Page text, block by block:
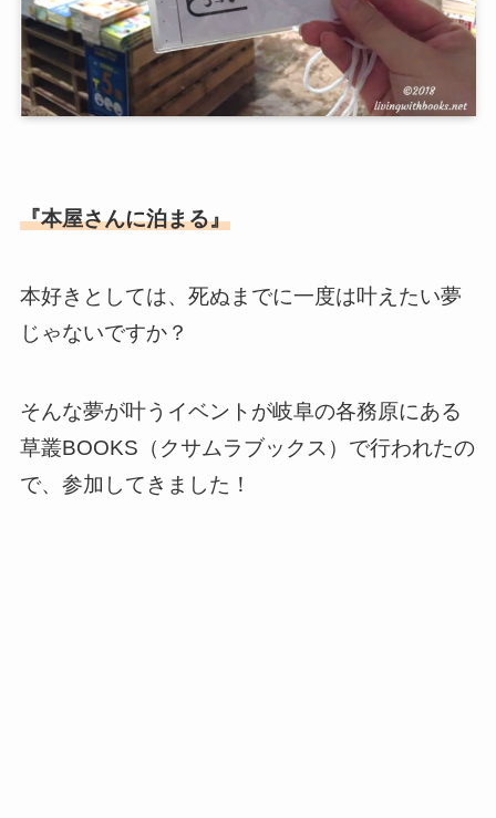
『本屋さんに泊まる』
本好きとしては、死ぬまでに一度は叶えたい夢
じゃないですか？
そんな夢が叶うイベントが岐阜の各務原にある
草叢BOOKS（クサムラブックス）で行われたの
で、参加してきました！